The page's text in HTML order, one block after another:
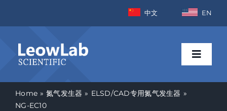
中文 EN
Toggle
首页
Home 氮气发生器
ELSD/CAD专用氮气发生器
NG-EC10